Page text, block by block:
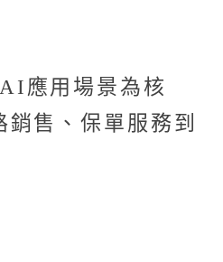
應用場景為核
售、保單服務到